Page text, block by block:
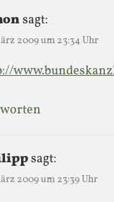
sagt:
2009 um 23:34 Uhr
sagt:
2009 um 23:39 Uhr